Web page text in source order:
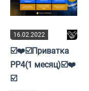
16.02.2022
☑️❤️☑️Приватка
РР4(1 месяц)☑️❤️
☑️